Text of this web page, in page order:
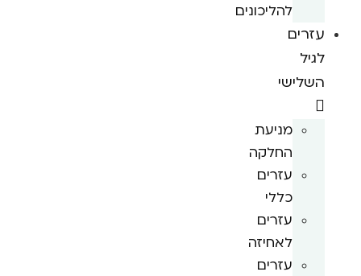
להליכונים
עזרים
לגיל
השלישי
מניעת
החלקה
עזרים
כללי
עזרים
לאחיזה
עזרים